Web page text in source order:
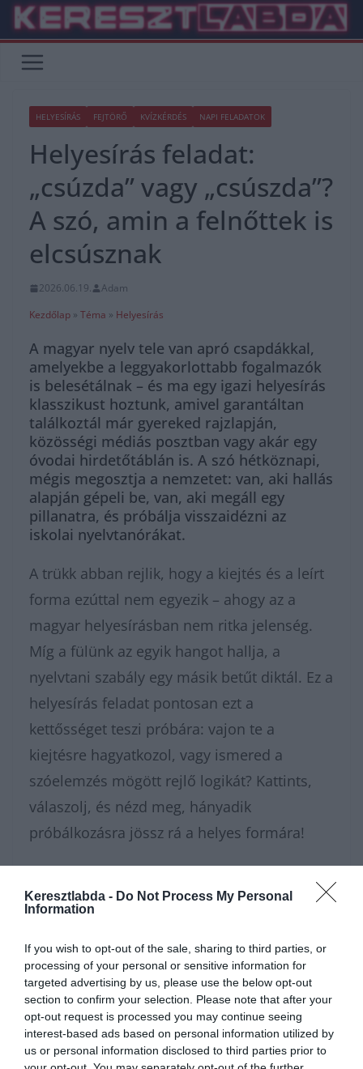
Keresztlabda - Do Not Process My Personal
Information
If you wish to opt-out of the sale, sharing to third parties, or
processing of your personal or sensitive information for
targeted advertising by us, please use the below opt-out
section to confirm your selection. Please note that after your
opt-out request is processed you may continue seeing
interest-based ads based on personal information utilized by
us or personal information disclosed to third parties prior to
Skip
content
HELYESÍRÁS FEJTÖRŐ KVÍZKÉRDÉS NAPI FELADATOK
Helyesírás feladat:
„csúzda” vagy „csúszda”?
A szó, amin a felnőttek is
elcsúsznak
2026.06.19.
Adam
Kezdőlap » Téma » Helyesírás
A magyar nyelv tele van apró csapdákkal,
amelyekbe a leggyakorlottabb fogalmazók
is belesétálnak – és ma egy igazi helyesírás
klasszikust hoztunk, amivel garantáltan
találkoztál már gyereked rajzlapján,
közösségi médiás posztban vagy akár egy
óvodai hirdetőtáblán is. A szó hétköznapi,
mégis megosztja a nemzetet: van, aki hallás
alapján gépeli be, van, aki megáll egy
pillanatra, és próbálja visszaidézni az
iskolai nyelvtanórákat.
A trükk abban rejlik, hogy a kiejtés és a leírt
forma ezúttal nem egyezik – ahogy az a
magyar helyesírásban nem ritka jelenség.
Míg a fülünk az egyik hangot hallja, a
nyelvtani szabály egy másik betűt diktál. Ez a
helyesírás feladat pontosan ezt a
kettősséget teszi próbára: vajon te a
kiejtésre hagyatkozol, vagy ismered a
szóelemzés mögött rejlő logikát? Kattints,
válaszolj, és nézd meg, hányadik
próbálkozásra jössz rá a helyes formára!
karbantarthatod az agytekervényeidet, csak
napi játékokat találhatsz .